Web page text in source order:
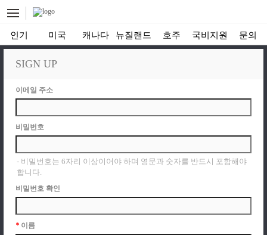
인기 미국 캐나다 뉴질랜드 호주 국비지원 문의
SIGN UP
이메일 주소
비밀번호
비밀번호는 6자리 이상이어야 하며 영문과 숫자를 반드시 포함해야
합니다.
비밀번호 확인
* 이름